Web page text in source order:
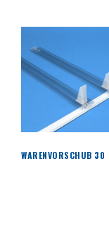
WARENVORSCHUB 30